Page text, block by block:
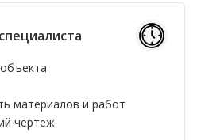
материалов и работ
чертеж